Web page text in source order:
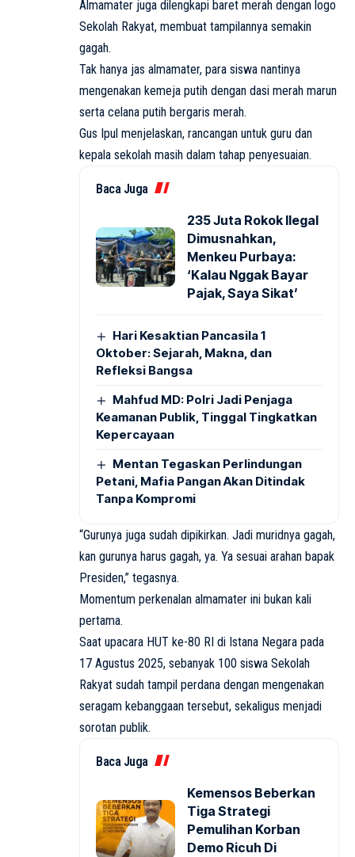
Almamater juga dilengkapi baret merah dengan logo
Sekolah Rakyat, membuat tampilannya semakin
gagah.
Tak hanya jas almamater, para siswa nantinya
mengenakan kemeja putih dengan dasi merah marun
serta celana putih bergaris merah.
Gus Ipul menjelaskan, rancangan untuk guru dan
kepala sekolah masih dalam tahap penyesuaian.
Baca Juga
235 Juta Rokok Ilegal
Dimusnahkan,
Menkeu Purbaya:
‘Kalau Nggak Bayar
Pajak, Saya Sikat’
Hari Kesaktian Pancasila 1
Oktober: Sejarah, Makna, dan
Refleksi Bangsa
Mahfud MD: Polri Jadi Penjaga
Keamanan Publik, Tinggal Tingkatkan
Kepercayaan
Mentan Tegaskan Perlindungan
Petani, Mafia Pangan Akan Ditindak
Tanpa Kompromi
“Gurunya juga sudah dipikirkan. Jadi muridnya gagah,
kan gurunya harus gagah, ya. Ya sesuai arahan bapak
Presiden,” tegasnya.
Momentum perkenalan almamater ini bukan kali
pertama.
Saat upacara HUT ke-80 RI di Istana Negara pada
17 Agustus 2025, sebanyak 100 siswa Sekolah
Rakyat sudah tampil perdana dengan mengenakan
seragam kebanggaan tersebut, sekaligus menjadi
sorotan publik.
Baca Juga
Kemensos Beberkan
Tiga Strategi
Pemulihan Korban
Demo Ricuh Di